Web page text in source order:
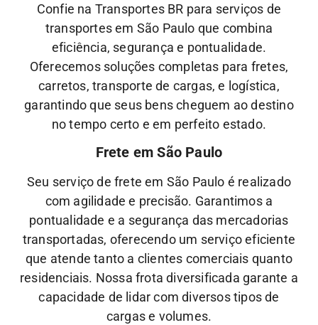
Confie na Transportes BR para serviços de
transportes em São Paulo que combina
eficiência, segurança e pontualidade.
Oferecemos soluções completas para fretes,
carretos, transporte de cargas, e logística,
garantindo que seus bens cheguem ao destino
no tempo certo e em perfeito estado.
Frete em São Paulo
Seu serviço de frete em São Paulo é realizado
com agilidade e precisão. Garantimos a
pontualidade e a segurança das mercadorias
transportadas, oferecendo um serviço eficiente
que atende tanto a clientes comerciais quanto
residenciais. Nossa frota diversificada garante a
capacidade de lidar com diversos tipos de
cargas e volumes.